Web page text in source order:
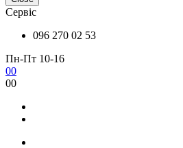
Сервіс
096 270 02 53
Пн-Пт 10-16
00
00